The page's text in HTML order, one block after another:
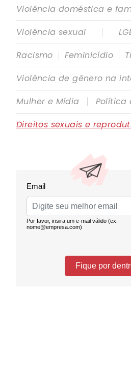
Violência doméstica e
Violência sexual
|
Racismo | Feminicídio |
Violência de gênero na
Mulher e Mídia
|
Política
Direitos sexuais e